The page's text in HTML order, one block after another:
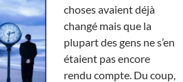
choses avaient déjà
changé mais que la
plupart des gens ne s’en
étaient pas encore
rendu compte. Du coup,